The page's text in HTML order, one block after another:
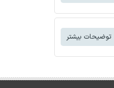
توضیحات بیشتر